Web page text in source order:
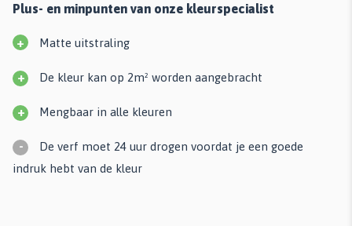
Plus- en minpunten van onze kleurspecialist
+ Matte uitstraling
+ De kleur kan op 2m² worden aangebracht
+ Mengbaar in alle kleuren
-
De verf moet 24 uur drogen voordat je een goede
indruk hebt van de kleur